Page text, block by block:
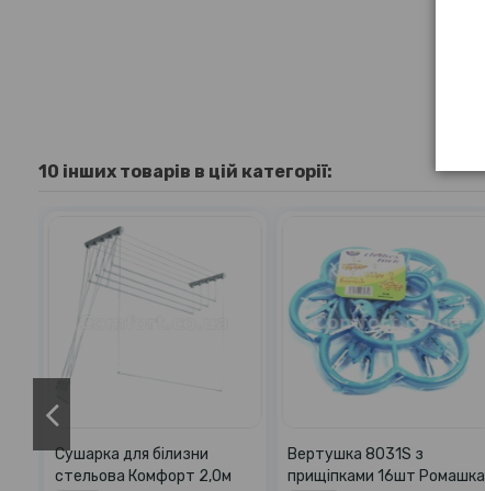
10 інших товарів в цій категорії:
Сушарка для білизни
стельова Комфорт 2,0м
Вертушка 8031S з
прищiпками 16шт Ромашка